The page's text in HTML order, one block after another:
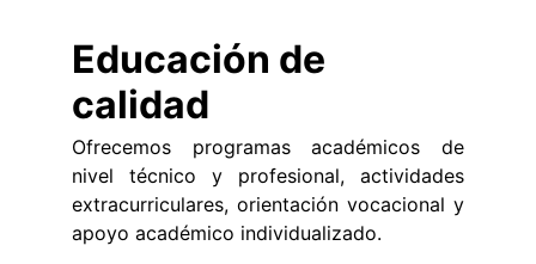
Ofrecemos programas académicos de
nivel técnico y profesional, actividades
extracurriculares, orientación vocacional y
apoyo académico individualizado.
Educación de
calidad